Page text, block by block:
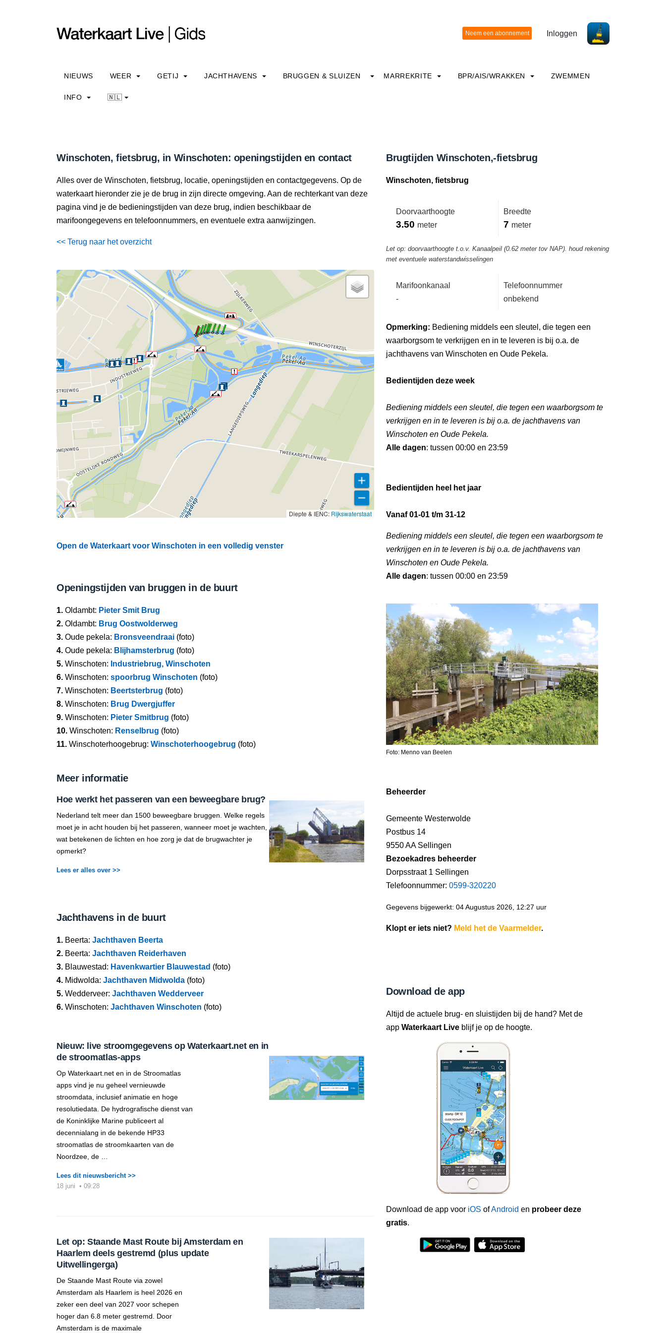
Inloggen
NIEUWS WEER GETIJ JACHTHAVENS BRUGGEN & SLUIZEN MARREKRITE BPR/AIS/WRAKKEN ZWEMMEN
INFO 🇳🇱
Winschoten, fietsbrug, in Winschoten: openingstijden en contact
Alles over de Winschoten, fietsbrug, locatie, openingstijden en contactgegevens. Op de
waterkaart hieronder zie je de brug in zijn directe omgeving. Aan de rechterkant van deze
pagina vind je de bedieningstijden van deze brug, indien beschikbaar de
marifoongegevens en telefoonnummers, en eventuele extra aanwijzingen.
<< Terug naar het overzicht
Diepte & IENC: Rijkswaterstaat
Open de Waterkaart voor Winschoten in een volledig venster
Openingstijden van bruggen in de buurt
1. Oldambt: Pieter Smit Brug
2. Oldambt: Brug Oostwolderweg
3. Oude pekela: Bronsveendraai (foto)
4. Oude pekela: Blijhamsterbrug (foto)
5. Winschoten: Industriebrug, Winschoten
6. Winschoten: spoorbrug Winschoten (foto)
7. Winschoten: Beertsterbrug (foto)
8. Winschoten: Brug Dwergjuffer
9. Winschoten: Pieter Smitbrug (foto)
10. Winschoten: Renselbrug (foto)
11. Winschoterhoogebrug: Winschoterhoogebrug (foto)
Meer informatie
Hoe werkt het passeren van een beweegbare brug?
Nederland telt meer dan 1500 beweegbare bruggen. Welke regels
moet je in acht houden bij het passeren, wanneer moet je wachten,
wat betekenen de lichten en hoe zorg je dat de brugwachter je
opmerkt?
Lees er alles over >>
Jachthavens in de buurt
1. Beerta: Jachthaven Beerta
2. Beerta: Jachthaven Reiderhaven
3. Blauwestad: Havenkwartier Blauwestad (foto)
4. Midwolda: Jachthaven Midwolda (foto)
5. Wedderveer: Jachthaven Wedderveer
6. Winschoten: Jachthaven Winschoten (foto)
Nieuw: live stroomgegevens op Waterkaart.net en in
de stroomatlas-apps
Op Waterkaart.net en in de Stroomatlas
apps vind je nu geheel vernieuwde
stroomdata, inclusief animatie en hoge
resolutiedata. De hydrografische dienst van
de Koninklijke Marine publiceert al
decennialang in de bekende HP33
stroomatlas de stroomkaarten van de
Noordzee, de …
Lees dit nieuwsbericht >>
18 juni • 09:28
Let op: Staande Mast Route bij Amsterdam en
Haarlem deels gestremd (plus update
Uitwellingerga)
De Staande Mast Route via zowel
Amsterdam als Haarlem is heel 2026 en
zeker een deel van 2027 voor schepen
hoger dan 6.8 meter gestremd. Door
Amsterdam is de maximale
Brugtijden Winschoten,-fietsbrug
Winschoten, fietsbrug
Doorvaarthoogte
3.50 meter
Breedte
7 meter
Let op: doorvaarthoogte t.o.v. Kanaalpeil (0.62 meter tov NAP). houd rekening
met eventuele waterstandwisselingen
Marifoonkanaal
-
Telefoonnummer
onbekend
Opmerking: Bediening middels een sleutel, die tegen een
waarborgsom te verkrijgen en in te leveren is bij o.a. de
jachthavens van Winschoten en Oude Pekela.
Bedientijden deze week
Bediening middels een sleutel, die tegen een waarborgsom te
verkrijgen en in te leveren is bij o.a. de jachthavens van
Winschoten en Oude Pekela.
Alle dagen: tussen 00:00 en 23:59
Bedientijden heel het jaar
Vanaf 01-01 t/m 31-12
Bediening middels een sleutel, die tegen een waarborgsom te
verkrijgen en in te leveren is bij o.a. de jachthavens van
Winschoten en Oude Pekela.
Alle dagen: tussen 00:00 en 23:59
Foto: Menno van Beelen
Beheerder
Gemeente Westerwolde
Postbus 14
9550 AA Sellingen
Bezoekadres beheerder
Dorpsstraat 1 Sellingen
Telefoonnummer: 0599-320220
Gegevens bijgewerkt: 04 Augustus 2026, 12:27 uur
Klopt er iets niet? Meld het de Vaarmelder.
Download de app
Altijd de actuele brug- en sluistijden bij de hand? Met de
app Waterkaart Live blijf je op de hoogte.
Download de app voor iOS ofAndroid en probeer deze
gratis.